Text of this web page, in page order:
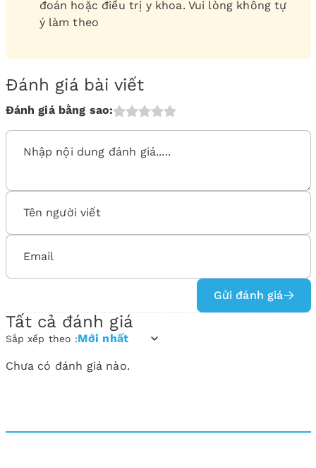
đoán hoặc điều trị y khoa. Vui lòng không tự
ý làm theo
Đánh giá bài viết
Đánh giá bằng sao:
Gửi đánh giá
Tất cả đánh giá
Sắp xếp theo :Mới nhất
Chưa có đánh giá nào.